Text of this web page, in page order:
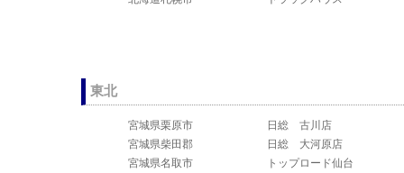
東北
宮城県栗原市
日総 古川店
宮城県柴田郡
日総 大河原店
宮城県名取市
トップロード仙台